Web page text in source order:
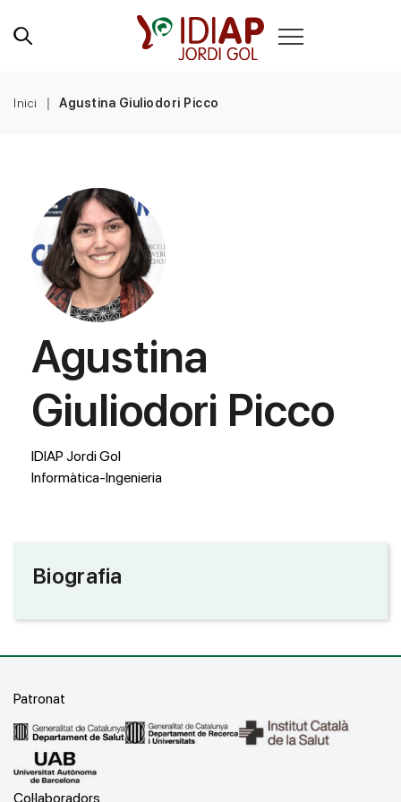
Inici Agustina Giuliodori Picco
Agustina
Giuliodori Picco
IDIAP Jordi Gol
Informàtica-Ingenieria
Biografia
Patronat
Col·laboradors